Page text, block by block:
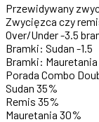
Przewidywany
Zwycięzca czy
Over/Under-3.5
Bramki: Sudan -1.5
Bramki: Mauretania
Porada Combo
Sudan 35%
Remis 35%
Mauretania 30%